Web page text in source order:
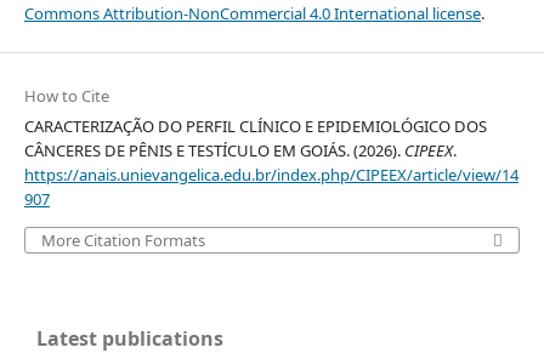
Commons Attribution-NonCommercial 4.0 International license.
How to Cite
CARACTERIZAÇÃO DO PERFIL CLÍNICO E EPIDEMIOLÓGICO DOS
CÂNCERES DE PÊNIS E TESTÍCULO EM GOIÁS. (2026). CIPEEX.
https://anais.unievangelica.edu.br/index.php/CIPEEX/article/view/14
907
More Citation Formats
Latest publications